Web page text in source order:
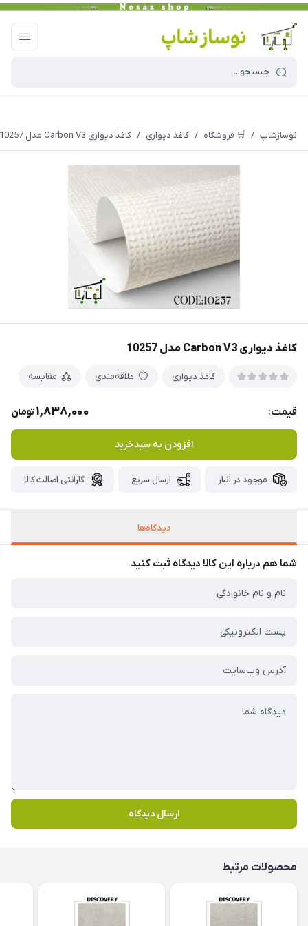
نوسازشاپ / 🛒 فروشگاه / کاغذ دیواری / کاغذ دیواری Carbon V3 مدل 10257
کاغذ دیواری Carbon V3 مدل 10257
کاغذ دیواری علاقه‌مندی مقایسه
قیمت: 1,838,000تومان
افزودن به سبدخرید
موجود در انبار ارسال سریع گارانتی اصالت کالا
دیدگاه‌ها
شما هم درباره این کالا دیدگاه ثبت کنید
ارسال دیدگاه
محصولات مرتبط